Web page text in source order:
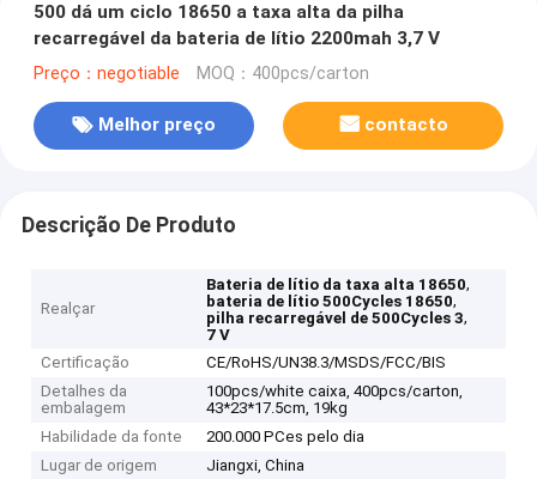
500 dá um ciclo 18650 a taxa alta da pilha
recarregável da bateria de lítio 2200mah 3,7 V
Preço：negotiable MOQ：400pcs/carton
Melhor preço contacto
Descrição De Produto
Realçar
Bateria de lítio da taxa alta 18650,
bateria de lítio 500Cycles 18650,
pilha recarregável de 500Cycles 3,
7 V
Certificação
CE/RoHS/UN38.3/MSDS/FCC/BIS
Detalhes da
embalagem
100pcs/white caixa, 400pcs/carton,
43*23*17.5cm, 19kg
Habilidade da fonte
200.000 PCes pelo dia
Lugar de origem
Jiangxi, China